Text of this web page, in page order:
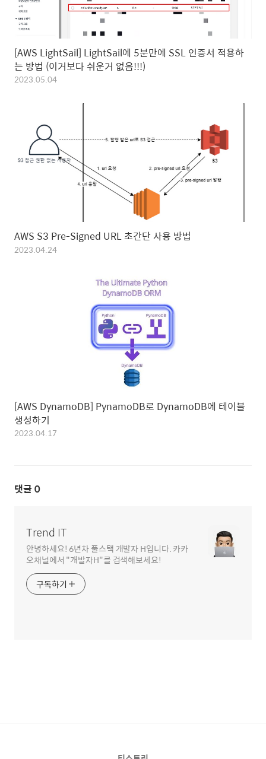
[AWS LightSail] LightSail에 5분만에 SSL 인증서 적용하
는 방법 (이거보다 쉬운거 없음!!!)
2023.05.04
AWS S3 Pre-Signed URL 초간단 사용 방법
2023.04.24
[AWS DynamoDB] PynamoDB로 DynamoDB에 테이블
생성하기
2023.04.17
댓글 0
Trend IT
안녕하세요! 6년차 풀스택 개발자 H입니다. 카카
오채널에서 "개발자H"를 검색해보세요!
구독하기